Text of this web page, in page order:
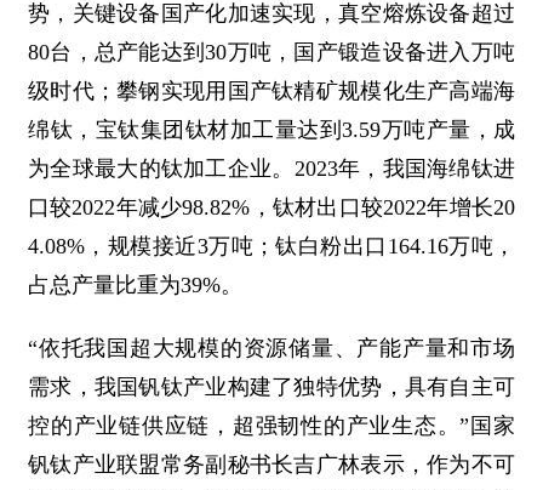
势，关键设备国产化加速实现，真空熔炼设备超过
80台，总产能达到30万吨，国产锻造设备进入万吨
级时代；攀钢实现用国产钛精矿规模化生产高端海
绵钛，宝钛集团钛材加工量达到3.59万吨产量，成
为全球最大的钛加工企业。2023年，我国海绵钛进
口较2022年减少98.82%，钛材出口较2022年增长20
4.08%，规模接近3万吨；钛白粉出口164.16万吨，
占总产量比重为39%。
“依托我国超大规模的资源储量、产能产量和市场
需求，我国钒钛产业构建了独特优势，具有自主可
控的产业链供应链，超强韧性的产业生态。”国家
钒钛产业联盟常务副秘书长吉广林表示，作为不可